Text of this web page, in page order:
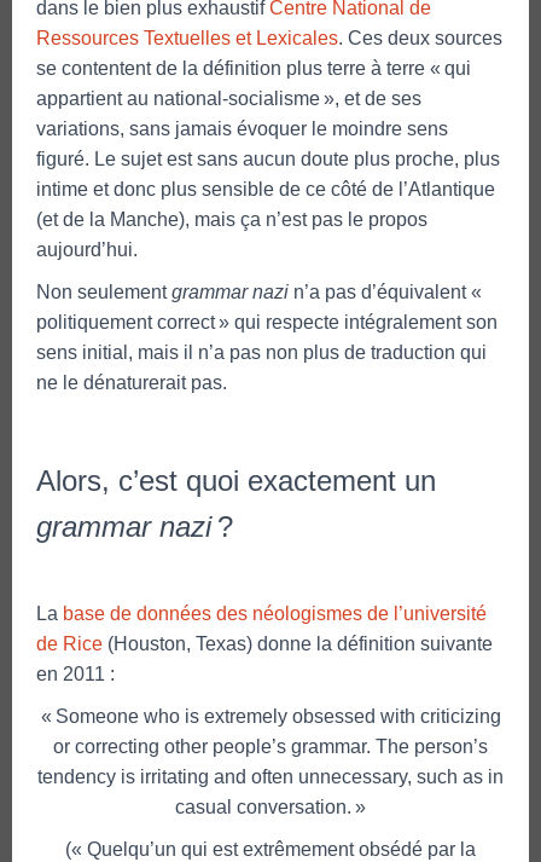
dans le bien plus exhaustifCentre National de
Ressources Textuelles et Lexicales. Ces deux sources
se contentent de la définition plus terre à terre « qui
appartient au national-socialisme», et de ses
variations, sans jamais évoquer le moindre sens
figuré. Le sujet est sans aucun doute plus proche, plus
intime et donc plus sensible de ce côté de l’Atlantique
(et de la Manche), mais ça n’est pas le propos
aujourd’hui.
Non seulementgrammar nazi n’a pas d’équivalent «
politiquement correct » qui respecte intégralement son
sens initial, mais il n’a pas non plus de traduction qui
ne le dénaturerait pas.
Alors, c’est quoi exactement un
grammar nazi?
La base de données des néologismes de l’université
de Rice (Houston, Texas) donne la définition suivante
en 2011 :
« Someone who is extremely obsessed with criticizing
or correcting other people’s grammar. The person’s
tendency is irritating and often unnecessary, such as in
casual conversation. »
(« Quelqu’un qui est extrêmement obsédé par la